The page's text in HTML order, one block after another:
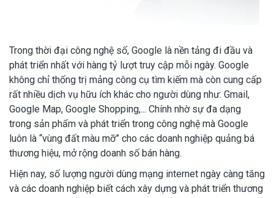
Trong thời đại công nghệ số, Google là nền tảng đi đầu và
phát triển nhất với hàng tỷ lượt truy cập mỗi ngày. Google
không chỉ thống trị mảng công cụ tìm kiếm mà còn cung cấp
rất nhiều dịch vụ hữu ích khác cho người dùng như: Gmail,
Google Map, Google Shopping,... Chính nhờ sự đa dạng
trong sản phẩm và phát triển trong công nghệ mà Google
luôn là “vùng đất màu mỡ” cho các doanh nghiệp quảng bá
thương hiệu, mở rộng doanh số bán hàng.
Hiện nay, số lượng người dùng mạng internet ngày càng tăng
và các doanh nghiệp biết cách xây dựng và phát triển thương